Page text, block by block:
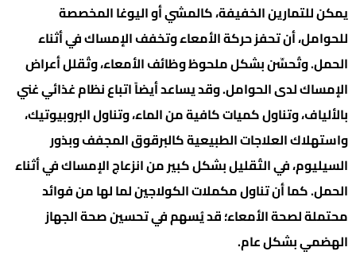
يمكن للتمارين الخفيفة، كالمشي أو اليوغا المخصصة
للحوامل، أن تحفز حركة الأمعاء وتخفف الإمساك في أثناء
الحمل. وتُحسِّن بشكل ملحوظ وظائف الأمعاء، وتُقلل أعراض
الإمساك لدى الحوامل. وقد يساعد أيضاً اتباع نظام غذائي غني
بالألياف، وتناول كميات كافية من الماء، وتناول البروبيوتيك،
واستهلاك العلاجات الطبيعية كالبرقوق المجفف وبذور
السيليوم، في التُقليل بشكل كبير من انزعاج الإمساك في أثناء
الحمل. كما أن تناول مكملات الكولاجين لما لها من فوائد
محتملة لصحة الأمعاء؛ قد يُسهم في تحسين صحة الجهاز
الهضمي بشكل عام.